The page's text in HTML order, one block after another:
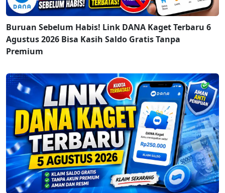
Buruan Sebelum Habis! Link DANA Kaget Terbaru 6
Agustus 2026 Bisa Kasih Saldo Gratis Tanpa
Premium